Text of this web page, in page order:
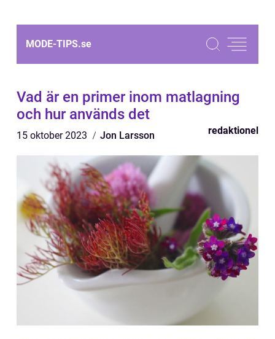
MODE-TIPS.se
Vad är en primer inom matlagning
och hur används det
15 oktober 2023 Jon Larsson redaktionel